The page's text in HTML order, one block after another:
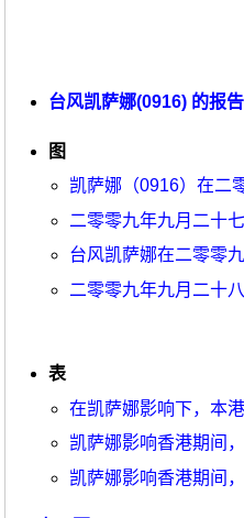
台风凯萨娜(0916) 的报告
图
凯萨娜（0916）在二
二零零九年九月二十
台风凯萨娜在二零零
二零零九年九月二十
表
在凯萨娜影响下，本
凯萨娜影响香港期间
凯萨娜影响香港期间